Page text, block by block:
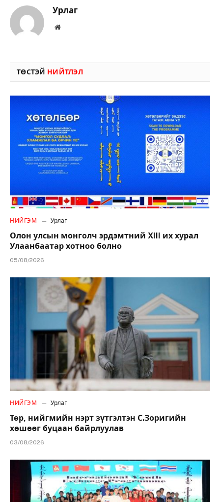
Урлаг
Вэбсайт
ТӨСТЭЙ НИЙТЛЭЛ
НИЙГЭМ Урлаг
Олон улсын монголч эрдэмтний XIII их хурал
Улаанбаатар хотноо болно
05/08/2026
НИЙГЭМ Урлаг
Төр, нийгмийн нэрт зүтгэлтэн С.Зоригийн
хөшөөг буцаан байрлуулав
03/08/2026